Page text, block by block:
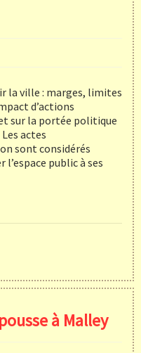
la ville : marges, limites
d’actions
sur la portée politique
actes
sont considérés
public à ses
à Malley